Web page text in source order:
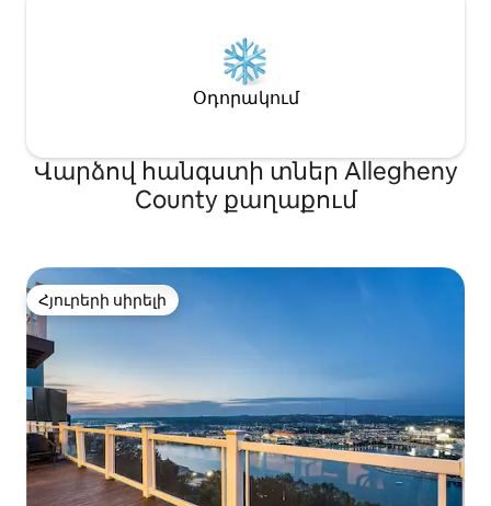
Օդորակում
Վարձով հանգստի տներ Allegheny
County քաղաքում
Հյուրերի սիրելի
Հյուրերի սիրելի